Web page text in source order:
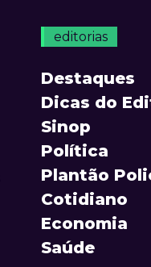
editorias
Destaques
Dicas do
Sinop
Política
Plantão
Cotidiano
Economia
Saúde